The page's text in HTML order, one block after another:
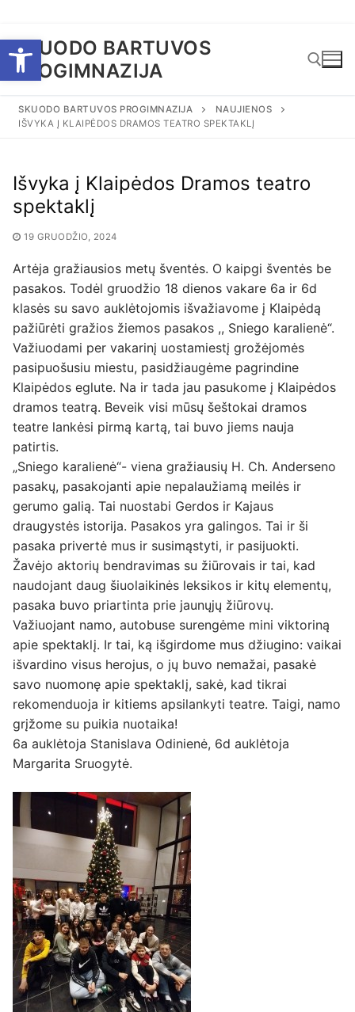
Open toolbar
prie
turinio
SKUODO BARTUVOS
PROGIMNAZIJA
Ieškoti:
SKUODO BARTUVOS PROGIMNAZIJA
NAUJIENOS
IŠVYKA Į KLAIPĖDOS DRAMOS TEATRO SPEKTAKLĮ
Išvyka į Klaipėdos Dramos teatro
spektaklį
19 GRUODŽIO, 2024
Artėja gražiausios metų šventės. O kaipgi šventės be
pasakos. Todėl gruodžio 18 dienos vakare 6a ir 6d
klasės su savo auklėtojomis išvažiavome į Klaipėdą
pažiūrėti gražios žiemos pasakos ,, Sniego karalienė“.
Važiuodami per vakarinį uostamiestį grožėjomės
pasipuošusiu miestu, pasidžiaugėme pagrindine
Klaipėdos eglute. Na ir tada jau pasukome į Klaipėdos
dramos teatrą. Beveik visi mūsų šeštokai dramos
teatre lankėsi pirmą kartą, tai buvo jiems nauja
patirtis.
„Sniego karalienė“- viena gražiausių H. Ch. Anderseno
pasakų, pasakojanti apie nepalaužiamą meilės ir
gerumo galią. Tai nuostabi Gerdos ir Kajaus
draugystės istorija. Pasakos yra galingos. Tai ir ši
pasaka privertė mus ir susimąstyti, ir pasijuokti.
Žavėjo aktorių bendravimas su žiūrovais ir tai, kad
naudojant daug šiuolaikinės leksikos ir kitų elementų,
pasaka buvo priartinta prie jaunųjų žiūrovų.
Važiuojant namo, autobuse surengėme mini viktoriną
apie spektaklį. Ir tai, ką išgirdome mus džiugino: vaikai
išvardino visus herojus, o jų buvo nemažai, pasakė
savo nuomonę apie spektaklį, sakė, kad tikrai
rekomenduoja ir kitiems apsilankyti teatre. Taigi, namo
grįžome su puikia nuotaika!
6a auklėtoja Stanislava Odinienė, 6d auklėtoja
Margarita Sruogytė.